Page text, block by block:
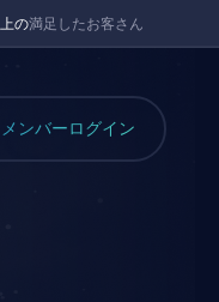
の満足したお客さん
メンバーログイン